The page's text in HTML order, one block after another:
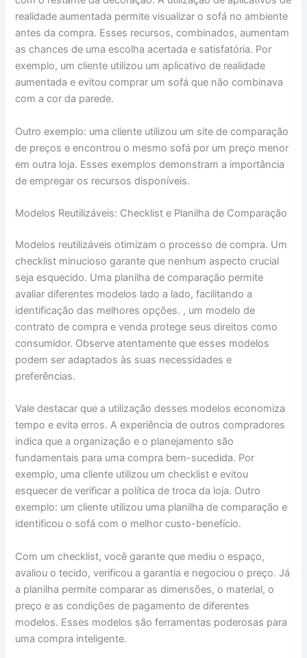
realidade aumentada permite visualizar o sofá no ambiente
antes da compra. Esses recursos, combinados, aumentam
as chances de uma escolha acertada e satisfatória. Por
exemplo, um cliente utilizou um aplicativo de realidade
aumentada e evitou comprar um sofá que não combinava
com a cor da parede.
Outro exemplo: uma cliente utilizou um site de comparação
de preços e encontrou o mesmo sofá por um preço menor
em outra loja. Esses exemplos demonstram a importância
de empregar os recursos disponíveis.
Modelos Reutilizáveis: Checklist e Planilha de Comparação
Modelos reutilizáveis otimizam o processo de compra. Um
checklist minucioso garante que nenhum aspecto crucial
seja esquecido. Uma planilha de comparação permite
avaliar diferentes modelos lado a lado, facilitando a
identificação das melhores opções. , um modelo de
contrato de compra e venda protege seus direitos como
consumidor. Observe atentamente que esses modelos
podem ser adaptados às suas necessidades e
preferências.
Vale destacar que a utilização desses modelos economiza
tempo e evita erros. A experiência de outros compradores
indica que a organização e o planejamento são
fundamentais para uma compra bem-sucedida. Por
exemplo, uma cliente utilizou um checklist e evitou
esquecer de verificar a política de troca da loja. Outro
exemplo: um cliente utilizou uma planilha de comparação e
identificou o sofá com o melhor custo-benefício.
Com um checklist, você garante que mediu o espaço,
avaliou o tecido, verificou a garantia e negociou o preço. Já
a planilha permite comparar as dimensões, o material, o
preço e as condições de pagamento de diferentes
modelos. Esses modelos são ferramentas poderosas para
uma compra inteligente.